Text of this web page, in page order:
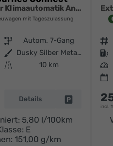
Titanium 2,0 7 Sitzer Klimaautomatik Anhängerkupplung Sitzheizung Einparkhilfe Kamera 17 Zoll Leichtmetall ACC
mit Tageszulassung
Getriebe
Autom. 7-Gang
Außenfarbe
Dusky Silber Metallic
Kilometerstand
10 km
Details Fahrzeug
5,80 l/100km
E
151,00 g/km
Fahrzeugnr.
Kraftstoff
Leistung
incl.